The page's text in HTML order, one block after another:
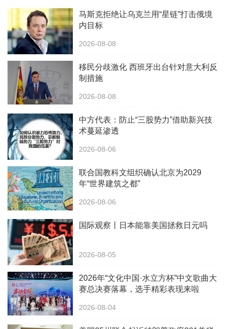
马斯克拒绝让乌克兰用“星链”打击俄境
内目标
2026-08-08
移民分歧激化 西班牙出台针对意大利反
制措施
2026-08-08
中方代表：防止“三股势力”借助新兴技
术蔓延渗透
2026-08-06
联合国教科文组织确认北京为2029
年“世界建筑之都”
2026-08-06
国际观察丨日本能靠美国拯救日元吗
2026-08-05
2026年“文化中国·水立方杯”中文歌曲大
赛总决赛落幕，选手精彩表现来啦
2026-08-04